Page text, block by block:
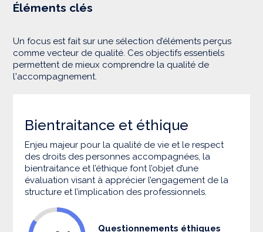
Éléments clés
Un focus est fait sur une sélection d’éléments perçus
comme vecteur de qualité. Ces objectifs essentiels
permettent de mieux comprendre la qualité de
l'accompagnement.
Bientraitance et éthique
Enjeu majeur pour la qualité de vie et le respect
des droits des personnes accompagnées, la
bientraitance et l’éthique font l’objet d’une
évaluation visant à apprécier l’engagement de la
structure et l’implication des professionnels.
Questionnements éthiques